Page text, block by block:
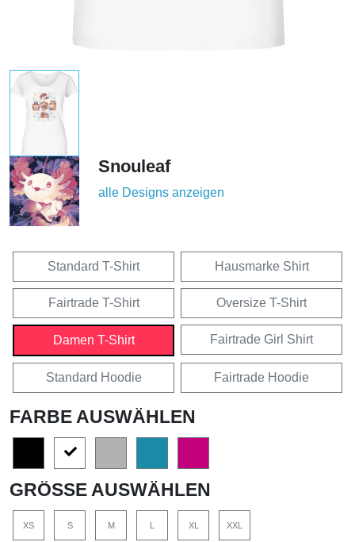
Snouleaf
alle Designs anzeigen
Standard T-Shirt Hausmarke Shirt
Fairtrade T-Shirt Oversize T-Shirt
Damen T-Shirt Fairtrade Girl Shirt
Standard Hoodie Fairtrade Hoodie
FARBE AUSWÄHLEN
GRÖSSE AUSWÄHLEN
XS S M XL XXL